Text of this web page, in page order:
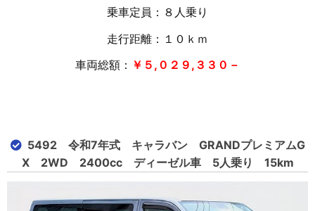
乗車定員：８人乗り
走行距離：１０ ｋｍ
車両総額： ￥５,０２９,３３０－
5492 令和7年式 キャラバン GRANDプレミアムG
X 2WD 2400cc ディーゼル車 5人乗り 15km